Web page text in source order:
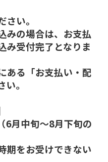
さい。
みの場合は、お支払
み受付完了となりま
ある「お支払い・配
。
6月中旬～8月下旬の
期をお受けできない